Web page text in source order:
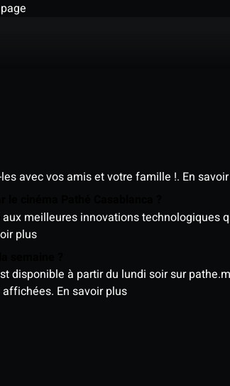
avec vos amis et votre famille !. En
meilleures innovations technologiques
plus
disponible à partir du lundi soir sur
affichées. En savoir plus